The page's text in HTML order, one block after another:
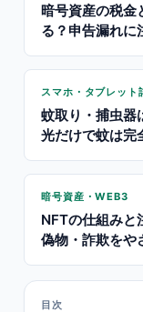
暗号資産の税金
る？申告漏れに
スマホ・タブレット
蚊取り・捕虫
光だけで蚊は完
暗号資産・WEB3
NFTの仕組みと
偽物・詐欺をや
目次